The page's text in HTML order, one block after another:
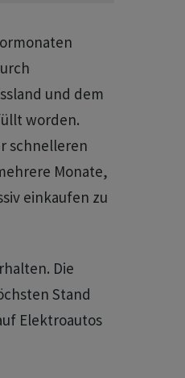
und ​dem
worden.
schnelleren
Monate,
einkaufen zu
Die
Stand
Elektroautos